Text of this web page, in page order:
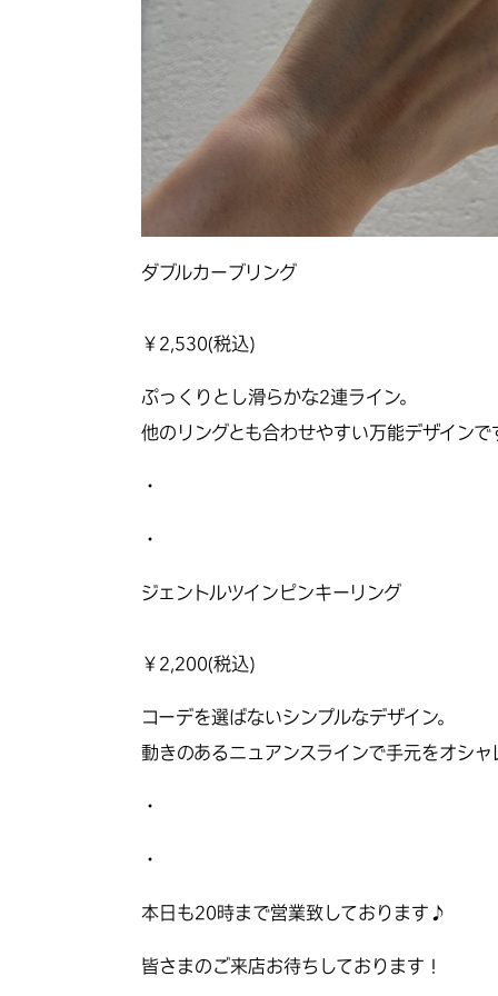
ダブルカーブリング
￥2,530(税込)
ぷっくりとし滑らかな2連ライン。
他のリングとも合わせやすい万能デザインで
・
・
ジェントルツインピンキーリング
￥2,200(税込)
コーデを選ばないシンプルなデザイン。
動きのあるニュアンスラインで手元をオシャ
・
・
本日も20時まで営業致しております♪
皆さまのご来店お待ちしております！